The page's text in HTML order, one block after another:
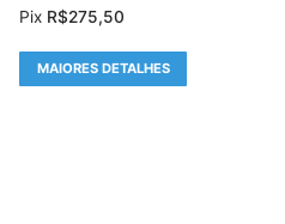
Pix R$275,50
MAIORES DETALHES